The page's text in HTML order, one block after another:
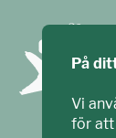
På
Vi
för att